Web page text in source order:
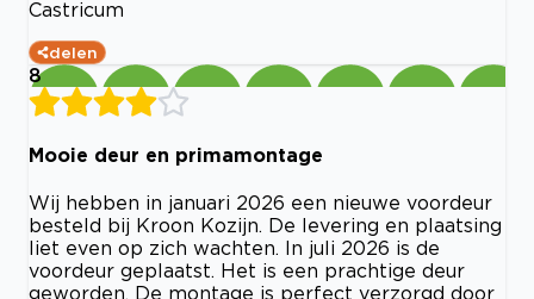
Castricum
delen
8
Mooie deur en primamontage
Wij hebben in januari 2026 een nieuwe voordeur
besteld bij Kroon Kozijn. De levering en plaatsing
liet even op zich wachten. In juli 2026 is de
voordeur geplaatst. Het is een prachtige deur
geworden. De montage is perfect verzorgd door